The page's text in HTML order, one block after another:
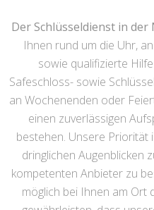
Der Schlüsseldienst in
Ihnen rund um die Uhr,
sowie qualifizierte
Safeschloss- sowie
an Wochenenden oder
einen zuverlässigen
bestehen. Unsere Priorität
dringlichen Augenblicken
kompetenten Anbieter zu
möglich bei Ihnen am Ort